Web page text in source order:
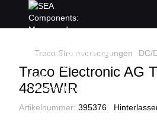
Traco Stromversorgungen DC/
Traco Electronic AG
4825WIR
Artikelnummer: 395376